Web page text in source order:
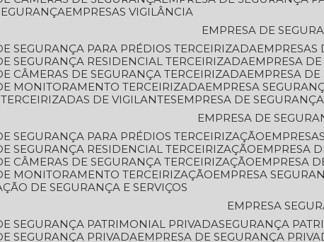
EMPRESAS VIGILÂNCIA
EMPRESA DE
SEGURANÇA PARA PRÉDIOS TERCEIRIZADA
SEGURANÇA RESIDENCIAL TERCEIRIZADA
EMPRESA
CÂMERAS DE SEGURANÇA TERCEIRIZADA
EMPRESA
MONITORAMENTO TERCEIRIZADA
EMPRESA
TERCEIRIZADAS DE VIGILANTES
EMPRESA DE
EMPRESA DE
SEGURANÇA PARA PRÉDIOS TERCEIRIZAÇÃO
SEGURANÇA RESIDENCIAL TERCEIRIZAÇÃO
EMPRESA
CÂMERAS DE SEGURANÇA TERCEIRIZAÇÃO
EMPRESA
MONITORAMENTO TERCEIRIZAÇÃO
EMPRESA
DE SEGURANÇA E SERVIÇOS
EMPRESA
SEGURANÇA PATRIMONIAL PRIVADA SEGURANÇA
SEGURANÇA PRIVADA
EMPRESA DE SEGURANÇA